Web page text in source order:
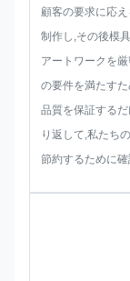
顧客の要求に応
制作し,その後模
アートワークを
の要件を満たす
品質を保証する
り返して,私たち
節約するために